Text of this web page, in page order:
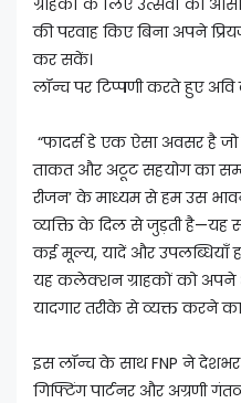
की परवाह किए बिना अपने
कर सकें।
लॉन्च पर टिप्पणी करते हुए
“फादर्स डे एक ऐसा अवसर है
ताकत और अटूट सहयोग का
रीजन’ के माध्यम से हम उस
व्यक्ति के दिल से जुड़ती है—यह
कई मूल्य, यादें और उपलब्धियाँ
यह कलेक्शन ग्राहकों को अपने
यादगार तरीके से व्यक्त करने
इस लॉन्च के साथ FNP ने
गिफ्टिंग पार्टनर और अग्रणी